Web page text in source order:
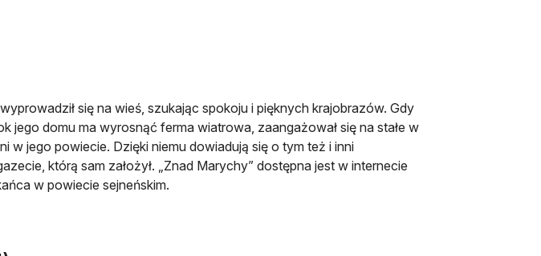
się na wieś, szukając spokoju i pięknych krajobrazów. Gdy
jego domu ma wyrosnąć ferma wiatrowa, zaangażował się na stałe w
w jego powiecie. Dzięki niemu dowiadują się o tym też i inni
którą sam założył. „Znad Marychy” dostępna jest w internecie
w powiecie sejneńskim.